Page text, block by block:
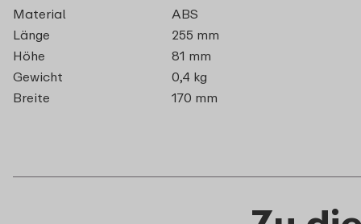
Material
ABS
Länge
255 mm
Höhe
81 mm
Gewicht
0,4 kg
Breite
170 mm